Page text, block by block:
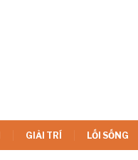
GIẢI TRÍ LỐI SỐNG